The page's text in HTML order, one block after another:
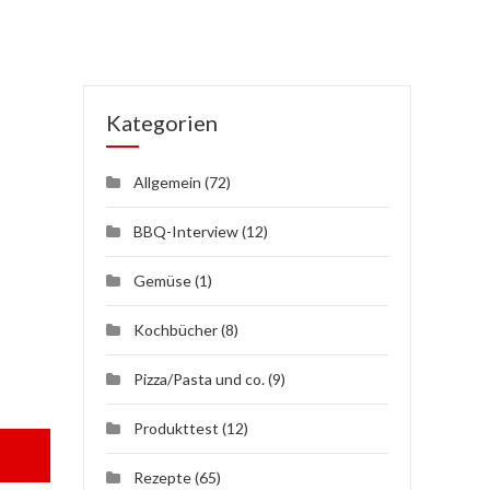
Kategorien
Allgemein (72)
BBQ-Interview(12)
Gemüse(1)
Kochbücher(8)
Pizza/Pasta und co.(9)
Produkttest (12)
Rezepte(65)